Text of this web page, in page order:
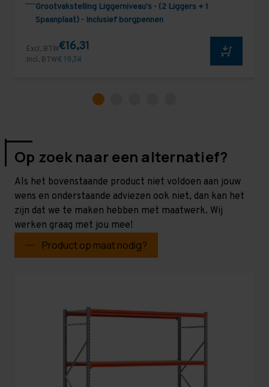
Grootvakstelling Liggerniveau's - (2 Liggers + 1
Spaanplaat) - Inclusief borgpennen
Excl. BTW€16,31
Incl. BTW€ 19,74
Op zoek naar een alternatief?
Als het bovenstaande product niet voldoen aan jouw
wens en onderstaande adviezen ook niet, dan kan het
zijn dat we te maken hebben met maatwerk. Wij
werken graag met jou mee!
Product op maat nodig?